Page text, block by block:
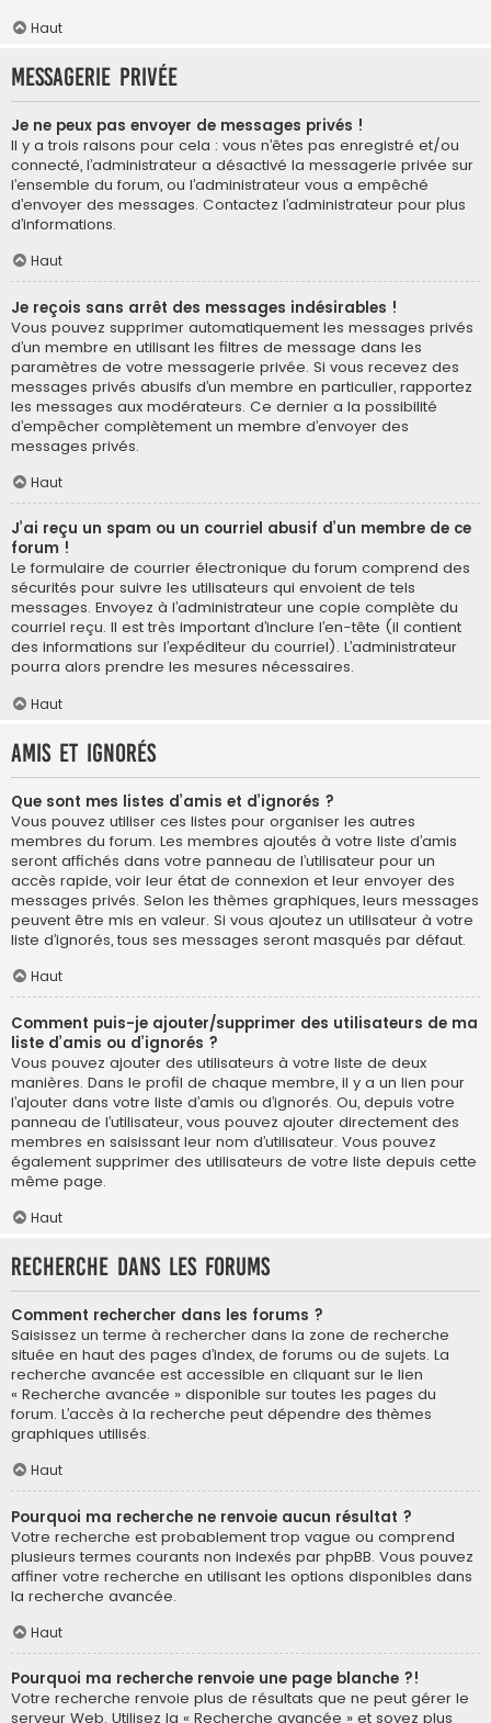
Haut
Messagerie privée
Je ne peux pas envoyer de messages privés !
Il y a trois raisons pour cela : vous n’êtes pas enregistré et/ou
connecté, l’administrateur a désactivé la messagerie privée sur
l’ensemble du forum, ou l’administrateur vous a empêché
d’envoyer des messages. Contactez l’administrateur pour plus
d’informations.
Haut
Je reçois sans arrêt des messages indésirables !
Vous pouvez supprimer automatiquement les messages privés
d’un membre en utilisant les filtres de message dans les
paramètres de votre messagerie privée. Si vous recevez des
messages privés abusifs d’un membre en particulier, rapportez
les messages aux modérateurs. Ce dernier a la possibilité
d’empêcher complètement un membre d’envoyer des
messages privés.
Haut
J’ai reçu un spam ou un courriel abusif d’un membre de ce
forum !
Le formulaire de courrier électronique du forum comprend des
sécurités pour suivre les utilisateurs qui envoient de tels
messages. Envoyez à l’administrateur une copie complète du
courriel reçu. Il est très important d’inclure l’en-tête (il contient
des informations sur l’expéditeur du courriel). L’administrateur
pourra alors prendre les mesures nécessaires.
Haut
Amis et ignorés
Que sont mes listes d’amis et d’ignorés ?
Vous pouvez utiliser ces listes pour organiser les autres
membres du forum. Les membres ajoutés à votre liste d’amis
seront affichés dans votre panneau de l’utilisateur pour un
accès rapide, voir leur état de connexion et leur envoyer des
messages privés. Selon les thèmes graphiques, leurs messages
peuvent être mis en valeur. Si vous ajoutez un utilisateur à votre
liste d’ignorés, tous ses messages seront masqués par défaut.
Haut
Comment puis-je ajouter/supprimer des utilisateurs de ma
liste d’amis ou d’ignorés ?
Vous pouvez ajouter des utilisateurs à votre liste de deux
manières. Dans le profil de chaque membre, il y a un lien pour
l’ajouter dans votre liste d’amis ou d’ignorés. Ou, depuis votre
panneau de l’utilisateur, vous pouvez ajouter directement des
membres en saisissant leur nom d’utilisateur. Vous pouvez
également supprimer des utilisateurs de votre liste depuis cette
même page.
Haut
Recherche dans les forums
Comment rechercher dans les forums ?
Saisissez un terme à rechercher dans la zone de recherche
située en haut des pages d’index, de forums ou de sujets. La
recherche avancée est accessible en cliquant sur le lien
« Recherche avancée » disponible sur toutes les pages du
forum. L’accès à la recherche peut dépendre des thèmes
graphiques utilisés.
Haut
Pourquoi ma recherche ne renvoie aucun résultat ?
Votre recherche est probablement trop vague ou comprend
plusieurs termes courants non indexés par phpBB. Vous pouvez
affiner votre recherche en utilisant les options disponibles dans
la recherche avancée.
Haut
Pourquoi ma recherche renvoie une page blanche ?!
Votre recherche renvoie plus de résultats que ne peut gérer le
serveur Web. Utilisez la « Recherche avancée » et soyez plus